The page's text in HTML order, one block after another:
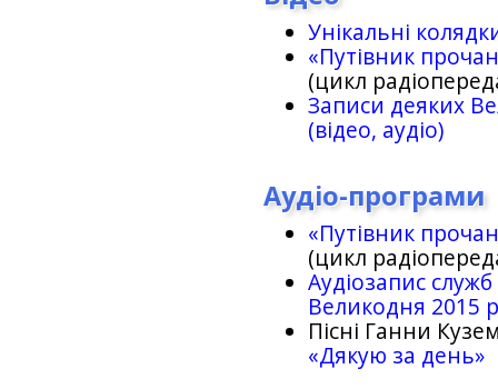
Унікальні
«Путівник
(цикл
Записи деяких
(відео, аудіо)
Аудіо-програми
«Путівник
(цикл
Аудіозапис
Великодня 2015
Пісні Ганни
«Дякую за день»